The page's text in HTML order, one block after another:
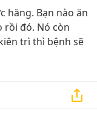
hăng. Bạn nào ăn
rồi đó. Nó còn
trì thì bệnh sẽ